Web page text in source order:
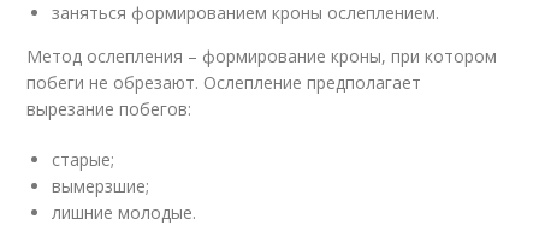
заняться формированием кроны ослеплением.
Метод ослепления – формирование кроны, при котором
побеги не обрезают. Ослепление предполагает
вырезание побегов:
старые;
вымерзшие;
лишние молодые.